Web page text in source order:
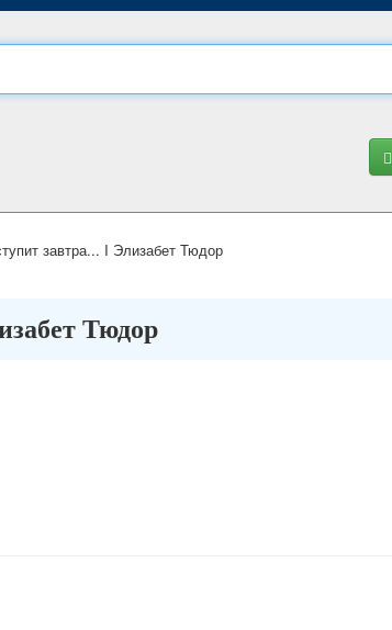
завтра... I Элизабет Тюдор
Тюдор